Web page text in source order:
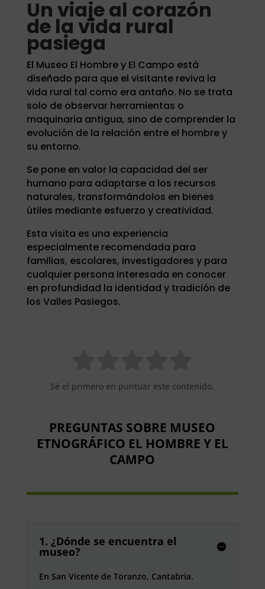
Un viaje al corazón
de la vida rural
pasiega
El Museo El Hombre y El Campo está
diseñado para que el visitante reviva la
vida rural tal como era antaño. No se trata
solo de observar herramientas o
maquinaria antigua, sino de comprender la
evolución de la relación entre el hombre y
su entorno.
Se pone en valor la capacidad del ser
humano para adaptarse a los recursos
naturales, transformándolos en bienes
útiles mediante esfuerzo y creatividad.
Esta visita es una experiencia
especialmente recomendada para
familias, escolares, investigadores y para
cualquier persona interesada en conocer
en profundidad la identidad y tradición de
los Valles Pasiegos.
Sé el primero en puntuar este contenido.
PREGUNTAS SOBRE MUSEO
ETNOGRÁFICO EL HOMBRE Y EL
CAMPO
1. ¿Dónde se encuentra el
museo?
En San Vicente de Toranzo, Cantabria.